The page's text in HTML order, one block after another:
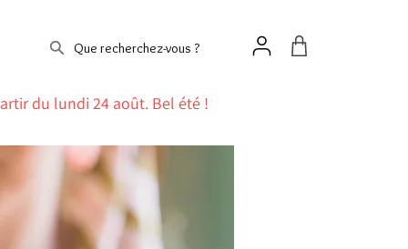
Que recherchez-vous ?
du lundi 24 août. Bel été !